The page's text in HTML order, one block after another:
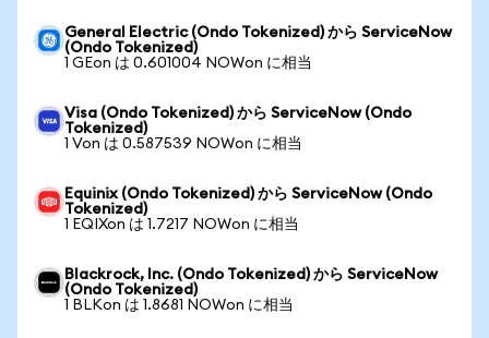
General Electric (Ondo Tokenized) から ServiceNow
(Ondo Tokenized)
1 GEon は 0.601004 NOWon に相当
Visa (Ondo Tokenized) から ServiceNow (Ondo
Tokenized)
1 Von は 0.587539 NOWon に相当
Equinix (Ondo Tokenized) から ServiceNow (Ondo
Tokenized)
1 EQIXon は 1.7217 NOWon に相当
Blackrock, Inc. (Ondo Tokenized) から ServiceNow
(Ondo Tokenized)
1 BLKon は 1.8681 NOWon に相当